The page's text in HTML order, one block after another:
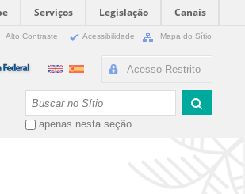
Serviços Legislação
Canais
Alto Contraste Acessibilidade Mapa do Sítio
Acesso Restrito
apenas nesta seção